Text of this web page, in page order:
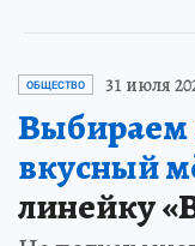
ОБЩЕСТВО 31 июля
Выбираем
вкусный
линейку